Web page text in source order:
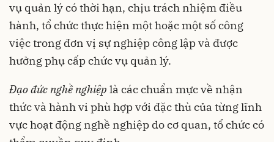
vụ quản lý có thời hạn, chịu trách nhiệm điều
hành, tổ chức thực hiện một hoặc một số công
việc trong đơn vị sự nghiệp công lập và được
hưởng phụ cấp chức vụ quản lý.
Đạo đức nghề nghiệp là các chuẩn mực về nhận
thức và hành vi phù hợp với đặc thù của từng lĩnh
vực hoạt động nghề nghiệp do cơ quan, tổ chức có